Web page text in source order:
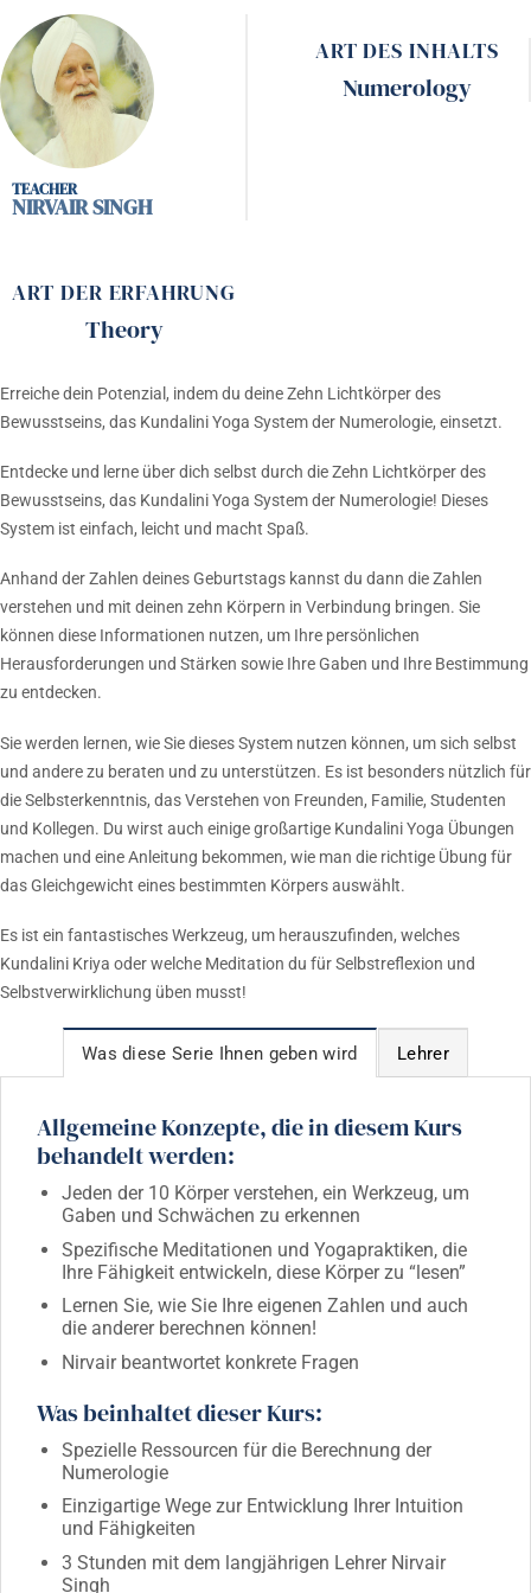
NIRVAIR SINGH
ART DES INHALTS
Numerology
ART DER ERFAHRUNG
Theory
Erreiche dein Potenzial, indem du deine Zehn Lichtkörper des
Bewusstseins, das Kundalini Yoga System der Numerologie, einsetzt.
Entdecke und lerne über dich selbst durch die Zehn Lichtkörper des
Bewusstseins, das Kundalini Yoga System der Numerologie! Dieses
System ist einfach, leicht und macht Spaß.
Anhand der Zahlen deines Geburtstags kannst du dann die Zahlen
verstehen und mit deinen zehn Körpern in Verbindung bringen. Sie
können diese Informationen nutzen, um Ihre persönlichen
Herausforderungen und Stärken sowie Ihre Gaben und Ihre Bestimmung
zu entdecken.
Sie werden lernen, wie Sie dieses System nutzen können, um sich selbst
und andere zu beraten und zu unterstützen. Es ist besonders nützlich für
die Selbsterkenntnis, das Verstehen von Freunden, Familie, Studenten
und Kollegen. Du wirst auch einige großartige Kundalini Yoga Übungen
machen und eine Anleitung bekommen, wie man die richtige Übung für
das Gleichgewicht eines bestimmten Körpers auswählt.
Es ist ein fantastisches Werkzeug, um herauszufinden, welches
Kundalini Kriya oder welche Meditation du für Selbstreflexion und
Selbstverwirklichung üben musst!
Was diese Serie Ihnen geben wird Lehrer
Allgemeine Konzepte, die in diesem Kurs
behandelt werden:
Jeden der 10 Körper verstehen, ein Werkzeug, um
Gaben und Schwächen zu erkennen
Spezifische Meditationen und Yogapraktiken, die
Ihre Fähigkeit entwickeln, diese Körper zu “lesen”
Lernen Sie, wie Sie Ihre eigenen Zahlen und auch
die anderer berechnen können!
Nirvair beantwortet konkrete Fragen
Was beinhaltet dieser Kurs:
Spezielle Ressourcen für die Berechnung der
Numerologie
Einzigartige Wege zur Entwicklung Ihrer Intuition
und Fähigkeiten
3 Stunden mit dem langjährigen Lehrer Nirvair
Singh